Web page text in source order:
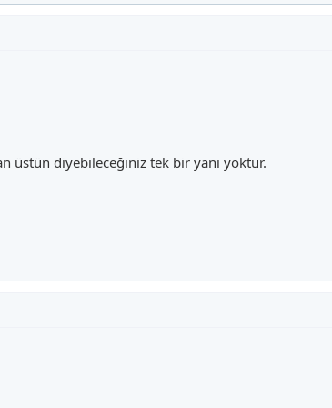
üstün diyebileceğiniz tek bir yanı yoktur.